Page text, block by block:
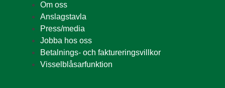
Om oss
Anslagstavla
Press/media
Jobba hos oss
Betalnings- och faktureringsvillkor
Visselblåsarfunktion